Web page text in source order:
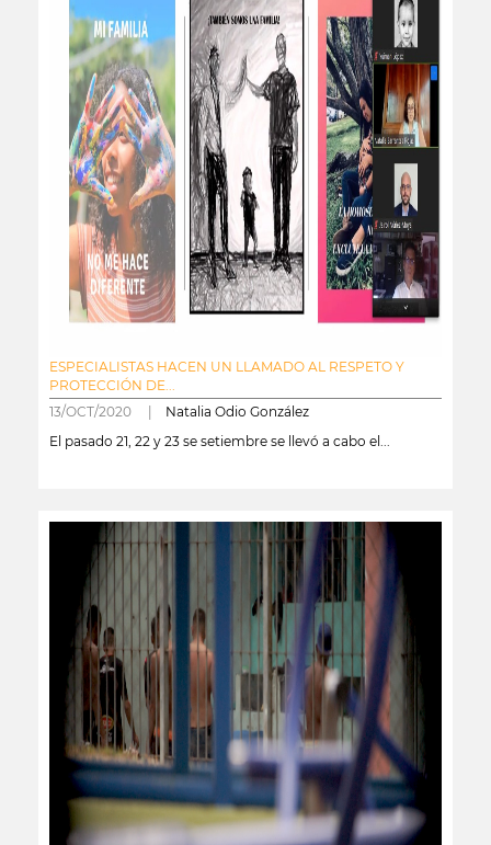
ESPECIALISTAS HACEN UN LLAMADO AL RESPETO Y
PROTECCIÓN DE...
13/OCT/2020 | Natalia Odio González
El pasado 21, 22 y 23 se setiembre se llevó a cabo el...